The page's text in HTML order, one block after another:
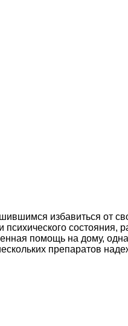
избавиться от
состояния,
помощь на дому,
препаратов